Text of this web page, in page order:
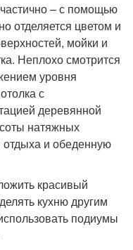
– с помощью
отделяется цветом и
мойки и
Неплохо смотрится
уровня
с
деревянной
натяжных
и обеденную
красивый
кухню другим
подиумы